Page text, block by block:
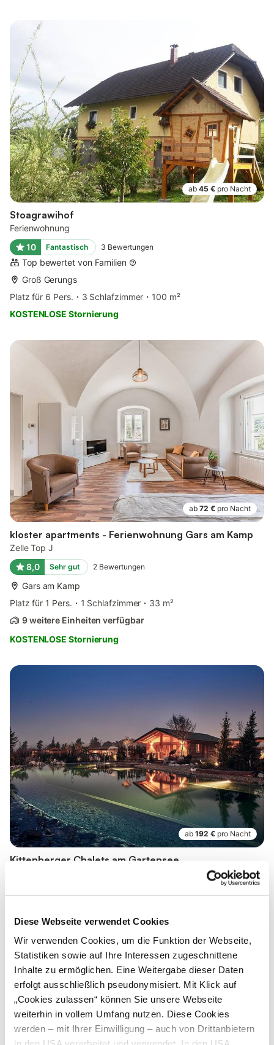
Diese Webseite verwendet Cookies
Wir verwenden Cookies, um die Funktion der Webseite,
Statistiken sowie auf Ihre Interessen zugeschnittene
Inhalte zu ermöglichen. Eine Weitergabe dieser Daten
erfolgt ausschließlich pseudonymisiert. Mit Klick auf
„Cookies zulassen“ können Sie unsere Webseite
weiterhin in vollem Umfang nutzen. Diese Cookies
werden – mit Ihrer Einwilligung – auch von Drittanbietern
ab 45 € pro Nacht
Stoagrawihof
Ferienwohnung
10
Fantastisch 3 Bewertungen
Top bewertet von Familien
Groß Gerungs
Platz für 6 Pers.
3 Schlafzimmer
100 m²
KOSTENLOSE Stornierung
ab 72 € pro Nacht
kloster apartments - Ferienwohnung Gars am Kamp
Zelle Top J
8,0
Sehr gut 2 Bewertungen
Gars am Kamp
Platz für 1 Pers.
1 Schlafzimmer
33 m²
9 weitere Einheiten verfügbar
KOSTENLOSE Stornierung
ab 192 € pro Nacht
Kittenberger Chalets am Gartensee
3 weitere Einheiten verfügbar
KOSTENLOSE Stornierung